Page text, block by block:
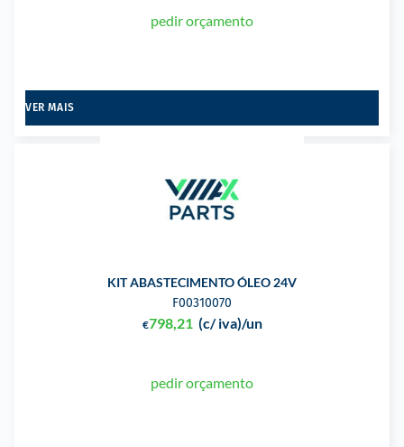
pedir orçamento
VER MAIS
KIT ABASTECIMENTO ÓLEO 24V
F00310070
€798,21 (c/ iva)/un
pedir orçamento